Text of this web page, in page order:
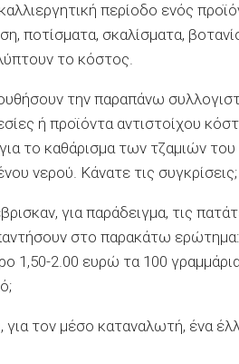
περίοδο ενός
ποτίσματα, σκαλίσματα,
το κόστος.
την παραπάνω
ή προϊόντα αντιστοίχου
το καθάρισμα των τζαμιών
νερού. Κάνατε τις συγκρίσεις;
για παράδειγμα, τις
στο παρακάτω
1,50-2.00 ευρώ τα 100
για τον μέσο καταναλωτή, ένα